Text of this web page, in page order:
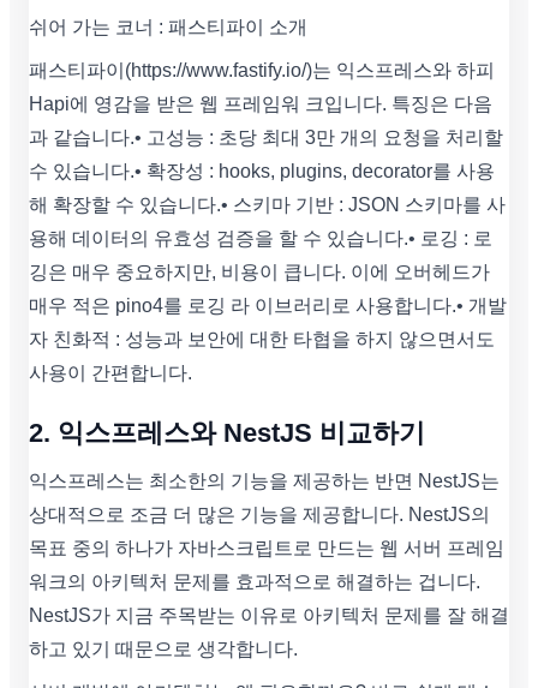
쉬어 가는 코너 : 패스티파이 소개
패스티파이(https://www.fastify.io/)는 익스프레스와 하피
Hapi에 영감을 받은 웹 프레임워 크입니다. 특징은 다음
과 같습니다. • 고성능 : 초당 최대 3만 개의 요청을 처리할
수 있습니다. • 확장성 : hooks, plugins, decorator를 사용
해 확장할 수 있습니다. • 스키마 기반 : JSON 스키마를 사
용해 데이터의 유효성 검증을 할 수 있습니다. • 로깅 : 로
깅은 매우 중요하지만, 비용이 큽니다. 이에 오버헤드가
매우 적은 pino4를 로깅 라 이브러리로 사용합니다. • 개발
자 친화적 : 성능과 보안에 대한 타협을 하지 않으면서도
사용이 간편합니다.
2. 익스프레스와 NestJS 비교하기
익스프레스는 최소한의 기능을 제공하는 반면 NestJS는
상대적으로 조금 더 많은 기능을 제공합니다. NestJS의
목표 중의 하나가 자바스크립트로 만드는 웹 서버 프레임
워크의 아키텍처 문제를 효과적으로 해결하는 겁니다.
NestJS가 지금 주목받는 이유로 아키텍처 문제를 잘 해결
하고 있기 때문으로 생각합니다.